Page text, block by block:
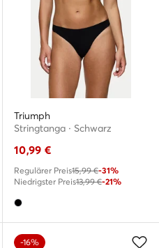
Triumph
Stringtanga · Schwarz
10,99 €
Regulärer Preis15,99 €-31%
Niedrigster Preis13,99 €-21%
-16%